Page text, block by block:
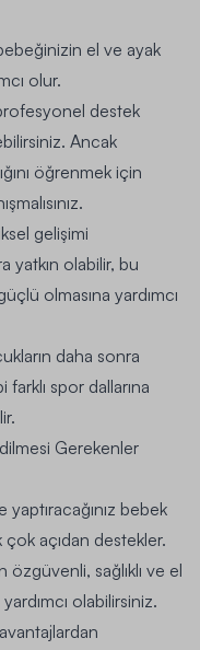
el ve ayak
olur.
destek
Ancak
öğrenmek için
gelişimi
yatkın olabilir, bu
olmasına yardımcı
daha sonra
spor dallarına
Gerekenler
bebek
açıdan destekler.
sağlıklı ve el
olabilirsiniz.